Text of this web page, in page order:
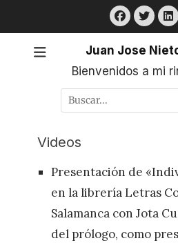
al
contenido
Facebook
Juan Jose
Bienvenidos a mi
Buscar
Videos
Presentación de
en la librería Letras
Salamanca con Jota
del prólogo, como